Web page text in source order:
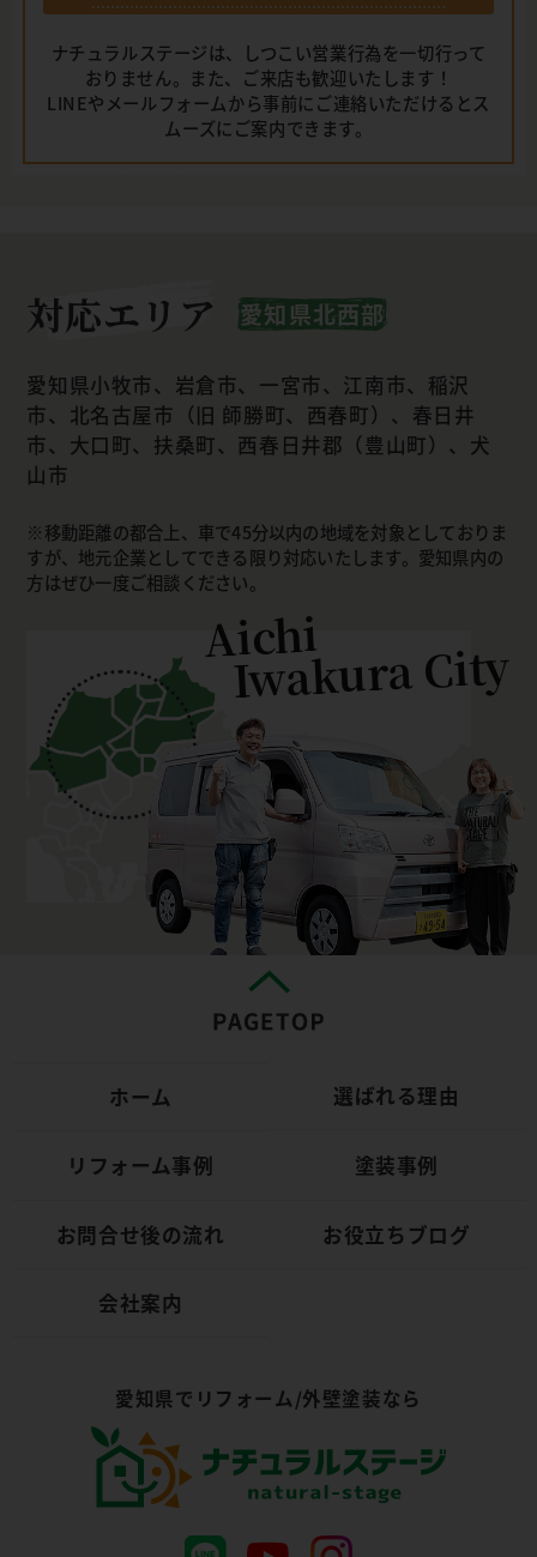
ナチュラルステージは、しつこい営業行為を一切行って
おりません。また、ご来店も歓迎いたします！
LINEやメールフォームから事前にご連絡いただけるとス
ムーズにご案内できます。
対応エリア 愛知県北西部
愛知県小牧市、岩倉市、一宮市、江南市、稲沢
市、北名古屋市（旧 師勝町、西春町）、春日井
市、大口町、扶桑町、西春日井郡（豊山町）、犬
山市
移動距離の都合上、車で45分以内の地域を対象としておりま
すが、地元企業としてできる限り対応いたします。愛知県内の
方はぜひ一度ご相談ください。
Aichi
Iwakura City
ホーム 選ばれる理由
リフォーム事例 塗装事例
お問合せ後の流れ お役立ちブログ
会社案内
愛知県でリフォーム/外壁塗装なら